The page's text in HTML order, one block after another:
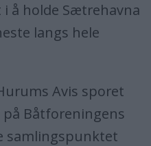
å holde Sætrehavna
langs hele
Avis sporet
på Båtforeningens
samlingspunktet